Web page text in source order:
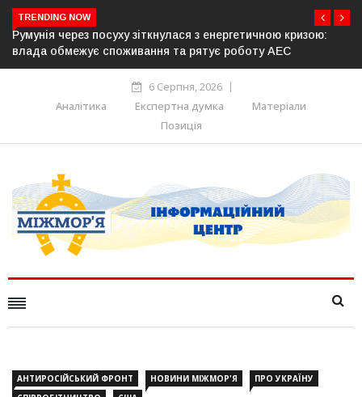
TRENDING NOW
кризою:
Латвія готова направити до 20 військових для
розблокування Ормузької протоки
6 Серпня, 2026
Аналітика
Експертна думка
Матеріали
Позиція
АНТИРОСІЙСЬКИЙ ФРОНТ НОВИНИ МІЖМОР'Я
ПРО УКРАЇНУ